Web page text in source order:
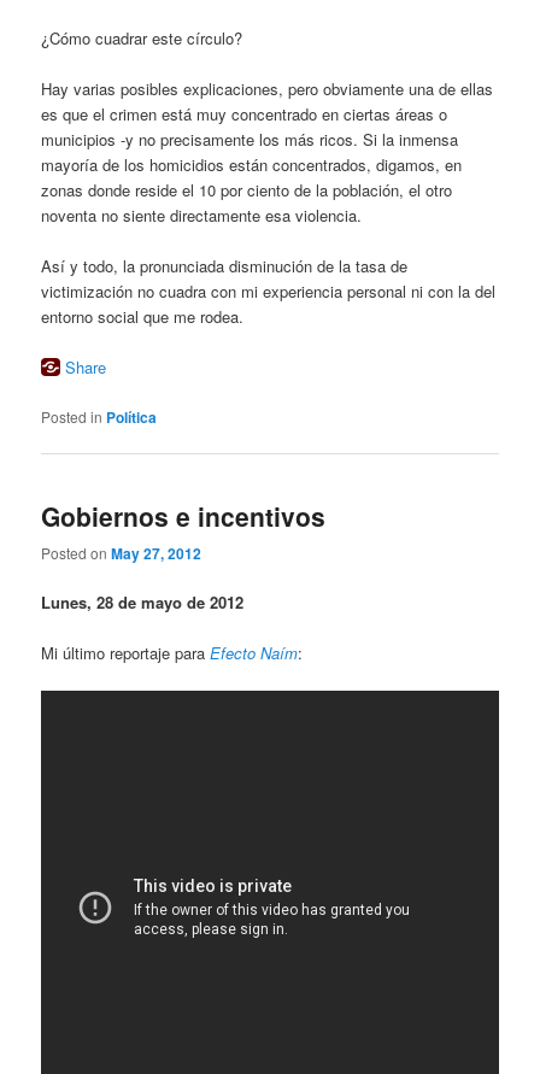
¿Cómo cuadrar este círculo?
Hay varias posibles explicaciones, pero obviamente una de ellas
es que el crimen está muy concentrado en ciertas áreas o
municipios -y no precisamente los más ricos. Si la inmensa
mayoría de los homicidios están concentrados, digamos, en
zonas donde reside el 10 por ciento de la población, el otro
noventa no siente directamente esa violencia.
Así y todo, la pronunciada disminución de la tasa de
victimización no cuadra con mi experiencia personal ni con la del
entorno social que me rodea.
Share
Posted in Política
Gobiernos e incentivos
Posted onMay 27, 2012
Lunes, 28 de mayo de 2012
Mi último reportaje paraEfecto Naím: